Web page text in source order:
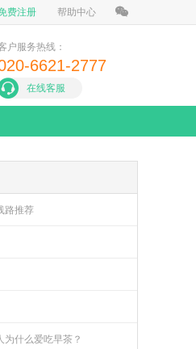
费注册 帮助中心
户服务热线：
6621-2777
在线客服
路推荐
为什么爱吃早茶？